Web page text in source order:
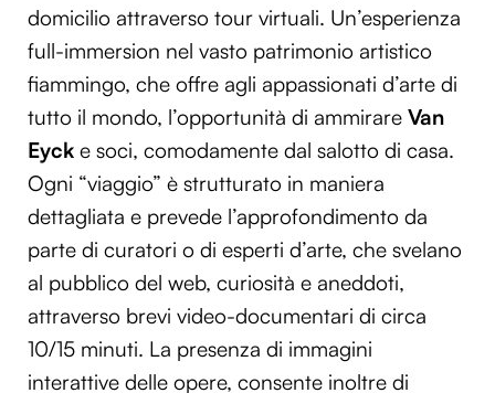
domicilio attraverso tour virtuali. Un’esperienza
full-immersion nel vasto patrimonio artistico
fiammingo, che offre agli appassionati d’arte di
tutto il mondo, l’opportunità di ammirare Van
Eyck e soci, comodamente dal salotto di casa.
Ogni “viaggio” è strutturato in maniera
dettagliata e prevede l’approfondimento da
parte di curatori o di esperti d’arte, che svelano
al pubblico del web, curiosità e aneddoti,
attraverso brevi video-documentari di circa
10/15 minuti. La presenza di immagini
interattive delle opere, consente inoltre di